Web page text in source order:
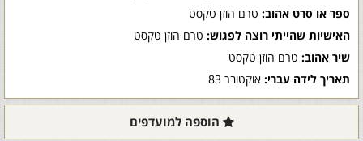
ספר או סרט אהוב: טרם הוזן טקסט
האישיות שהייתי רוצה לפגוש: טרם הוזן טקסט
שיר אהוב: טרם הוזן טקסט
תאריך לידה עברי: אוקטובר 83
הוספה למועדפים